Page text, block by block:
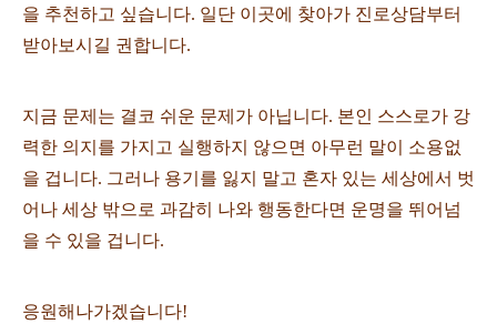
을 추천하고 싶습니다. 일단 이곳에 찾아가 진로상담부터
받아보시길 권합니다.
지금 문제는 결코 쉬운 문제가 아닙니다. 본인 스스로가 강
력한 의지를 가지고 실행하지 않으면 아무런 말이 소용없
을 겁니다. 그러나 용기를 잃지 말고 혼자 있는 세상에서 벗
어나 세상 밖으로 과감히 나와 행동한다면 운명을 뛰어넘
을 수 있을 겁니다.
응원해나가겠습니다!